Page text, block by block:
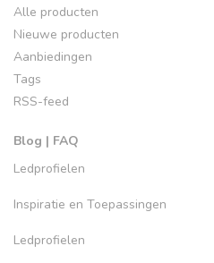
Alle producten
Nieuwe producten
Aanbiedingen
Tags
RSS-feed
Blog | FAQ
Ledprofielen
Inspiratie en Toepassingen
Ledprofielen